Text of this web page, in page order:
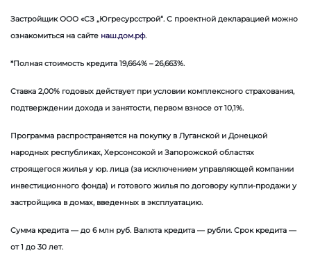
Застройщик ООО «СЗ „Югресурсстрой“. С проектной декларацией можно
ознакомиться на сайте наш.дом.рф.
*Полная стоимость кредита 19,664% – 26,663%.
Ставка 2,00% годовых действует при условии комплексного страхования,
подтверждении дохода и занятости, первом взносе от 10,1%.
Программа распространяется на покупку в Луганской и Донецкой
народных республиках, Херсонсокой и Запорожской областях
строящегося жилья у юр. лица (за исключением управляющей компании
инвестиционного фонда) и готового жилья по договору купли-продажи у
застройщика в домах, введенных в эксплуатацию.
Сумма кредита — до 6 млн руб. Валюта кредита — рубли. Срок кредита —
от 1 до 30 лет.